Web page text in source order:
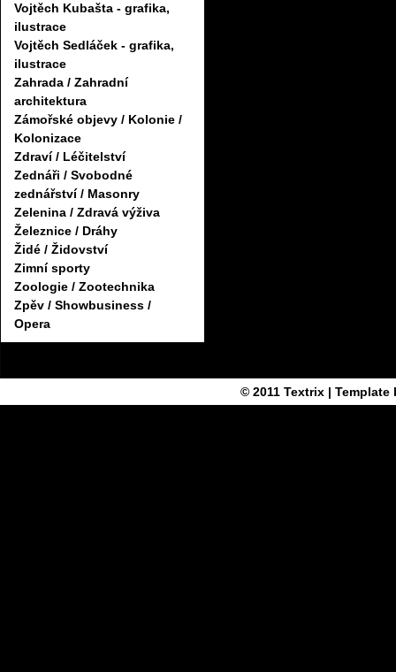
Vojtěch Kubašta - grafika,
ilustrace
Vojtěch Sedláček - grafika,
ilustrace
Zahrada / Zahradní
architektura
Zámořské objevy / Kolonie /
Kolonizace
Zdraví / Léčitelství
Zednáři / Svobodné
zednářství / Masonry
Zelenina / Zdravá výživa
Železnice / Dráhy
Židé / Židovství
Zimní sporty
Zoologie / Zootechnika
Zpěv / Showbusiness /
Opera
© 2011 Textrix| Template